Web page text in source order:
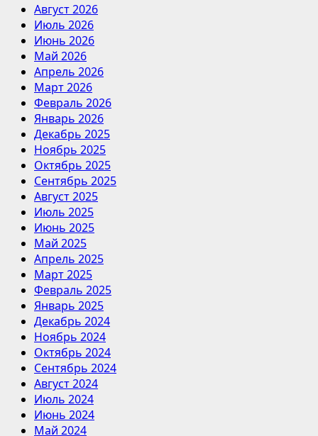
Август 2026
Июль 2026
Июнь 2026
Май 2026
Апрель 2026
Март 2026
Февраль 2026
Январь 2026
Декабрь 2025
Ноябрь 2025
Октябрь 2025
Сентябрь 2025
Август 2025
Июль 2025
Июнь 2025
Май 2025
Апрель 2025
Март 2025
Февраль 2025
Январь 2025
Декабрь 2024
Ноябрь 2024
Октябрь 2024
Сентябрь 2024
Август 2024
Июль 2024
Июнь 2024
Май 2024